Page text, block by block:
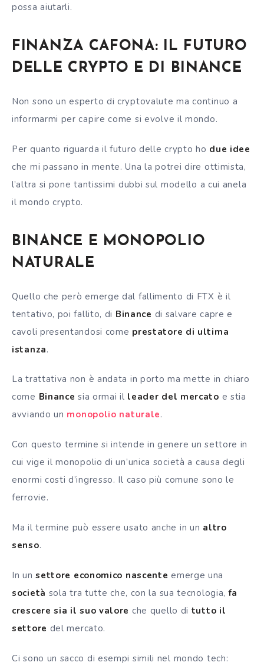
possa aiutarli.
FINANZA CAFONA: IL FUTURO
DELLE CRYPTO E DI BINANCE
Non sono un esperto di cryptovalute ma continuo a
informarmi per capire come si evolve il mondo.
Per quanto riguarda il futuro delle crypto ho due idee
che mi passano in mente. Una la potrei dire ottimista,
l’altra si pone tantissimi dubbi sul modello a cui anela
il mondo crypto.
BINANCE E MONOPOLIO
NATURALE
Quello che però emerge dal fallimento di FTX è il
tentativo, poi fallito, di Binance di salvare capre e
cavoli presentandosi come prestatore di ultima
istanza.
La trattativa non è andata in porto ma mette in chiaro
come Binance sia ormai il leader del mercato e stia
avviando un monopolio naturale.
Con questo termine si intende in genere un settore in
cui vige il monopolio di un’unica società a causa degli
enormi costi d’ingresso. Il caso più comune sono le
ferrovie.
Ma il termine può essere usato anche in un altro
senso.
In unsettore economico nascente emerge una
società sola tra tutte che, con la sua tecnologia,fa
crescere sia il suo valore che quello di tutto il
settore del mercato.
Ci sono un sacco di esempi simili nel mondo tech: